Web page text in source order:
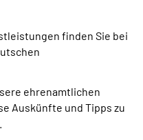
finden Sie bei
ehrenamtlichen
Auskünfte und Tipps zu